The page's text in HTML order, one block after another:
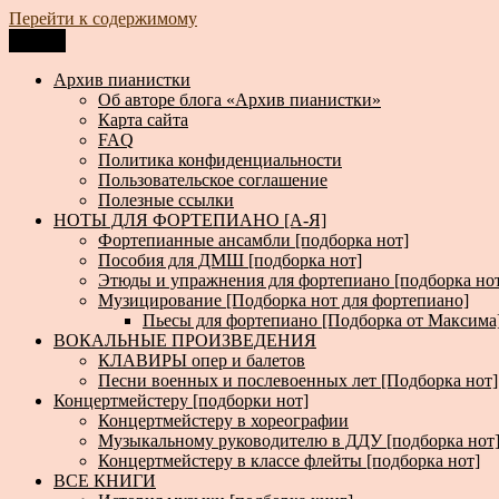
Перейти к содержимому
Архив пианистки
Всё для пианистов: ноты, книги, музыка, статьи…
Архив пианистки
Об авторе блога «Архив пианистки»
Карта сайта
FAQ
Политика конфиденциальности
Пользовательское соглашение
Полезные ссылки
НОТЫ ДЛЯ ФОРТЕПИАНО [А-Я]
Фортепианные ансамбли [подборка нот]
Пособия для ДМШ [подборка нот]
Этюды и упражнения для фортепиано [подборка
Музицирование [Подборка нот для фортепиано]
Пьесы для фортепиано [Подборка от
ВОКАЛЬНЫЕ ПРОИЗВЕДЕНИЯ
КЛАВИРЫ опер и балетов
Песни военных и послевоенных лет [Подборка нот]
Концертмейстеру [подборки нот]
Концертмейстеру в хореографии
Музыкальному руководителю в ДДУ [подборка нот]
Концертмейстеру в классе флейты [подборка нот]
ВСЕ КНИГИ